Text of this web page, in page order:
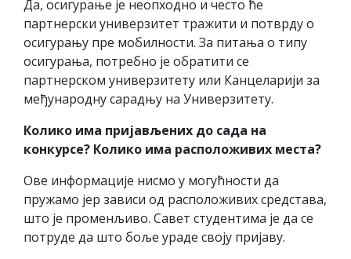
Да, осигурање је неопходно и често ће
партнерски универзитет тражити и потврду о
осигурању пре мобилности. За питања о типу
осигурања, потребно је обратити се
партнерском универзитету или Канцеларији за
међународну сарадњу на Универзитету.
Колико има пријављених до сада на
конкурсе? Колико има расположивих места?
Ове информације нисмо у могућности да
пружамо јер зависи од расположивих средстава,
што је променљиво. Савет студентима је да се
потруде да што боље ураде своју пријаву.